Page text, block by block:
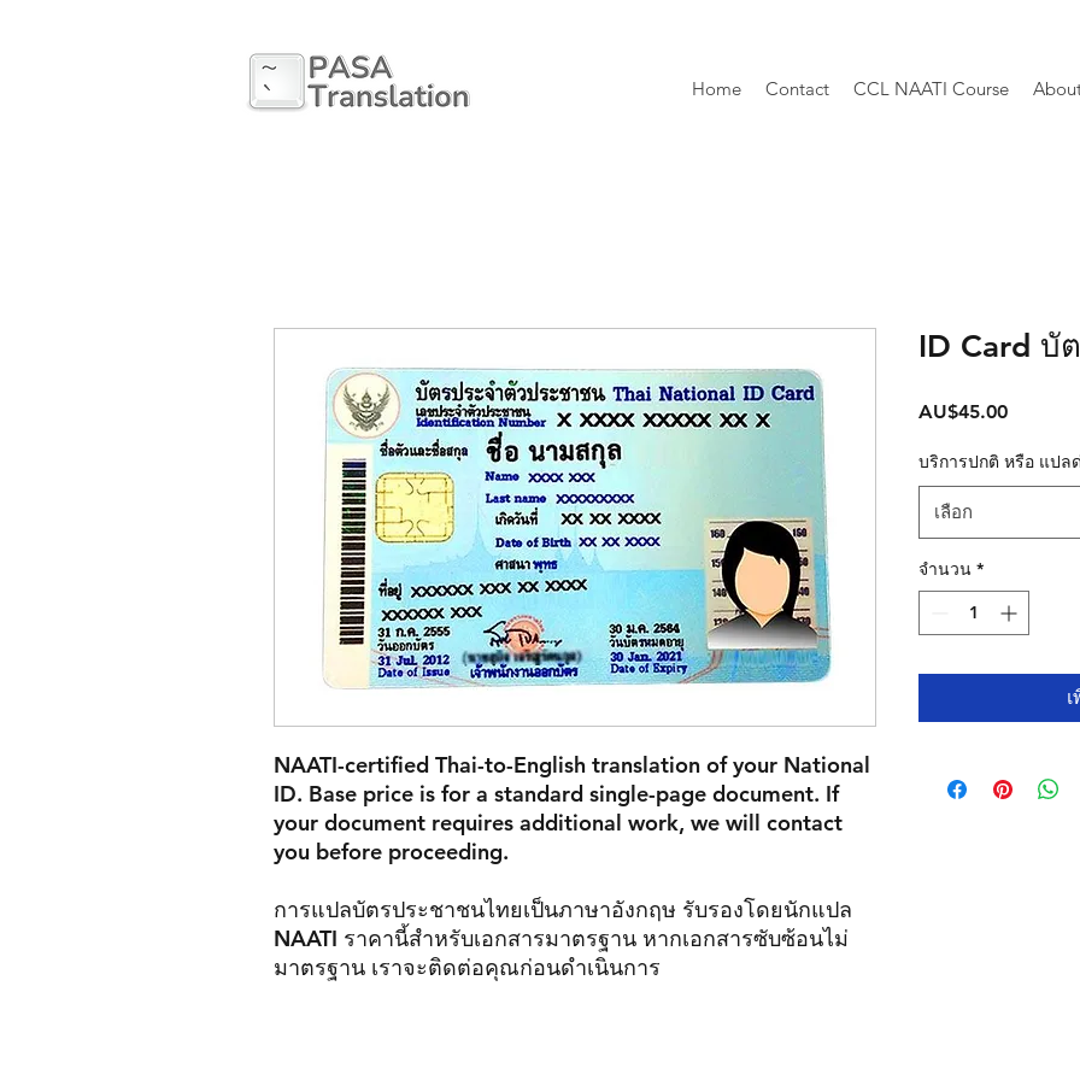
Home Contact CCL NAATI Course
NAATI-certified Thai-to-English translation of your National
ID. Base price is for a standard single-page document. If
your document requires additional work, we will contact
you before proceeding.
การแปลบัตรประชาชนไทยเป็นภาษาอังกฤษ รับรองโดยนักแปล
NAATI ราคานี้สำหรับเอกสารมาตรฐาน หากเอกสารซับซ้อนไม่
มาตรฐาน เราจะติดต่อคุณก่อนดำเนินการ
ID Card บั
AU$45.00ราคา
บริการปกติ หรือ แปล
เลือก
จำนวน *